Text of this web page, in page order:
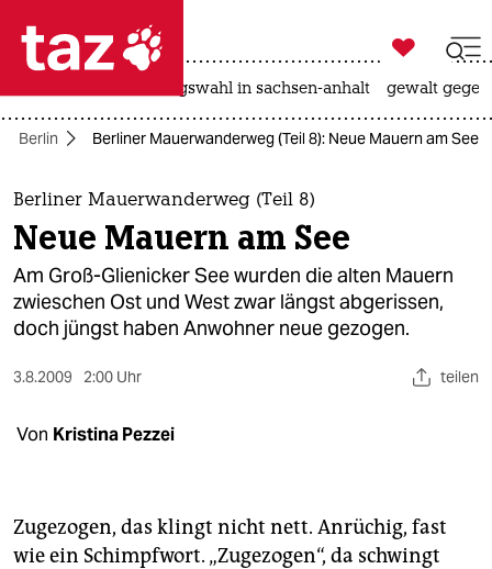
 taz zahl ich
taz zahl ich
themen
politik
öko
gesellschaft
sport
nord

taz zahl ich
landtagswahl in sachsen-anhalt gewalt
Berlin Berliner Mauerwanderweg (Teil 8): Neue Mauern am See
Berliner Mauerwanderweg (Teil 8)
Neue Mauern am See
Am Groß-Glienicker See wurden die alten Mauern
zwieschen Ost und West zwar längst abgerissen,
doch jüngst haben Anwohner neue gezogen.
3.8.2009 2:00 Uhr teilen
Von Kristina Pezzei
Zugezogen, das klingt nicht nett. Anrüchig, fast
wie ein Schimpfwort. „Zugezogen“, da schwingt